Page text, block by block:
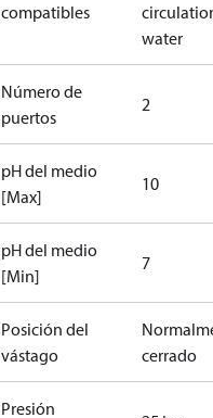
compatibles
water
Número de
puertos
2
pH del medio
[Max]
10
pH del medio
[Min]
7
Posición del
vástago
cerrado
Presión